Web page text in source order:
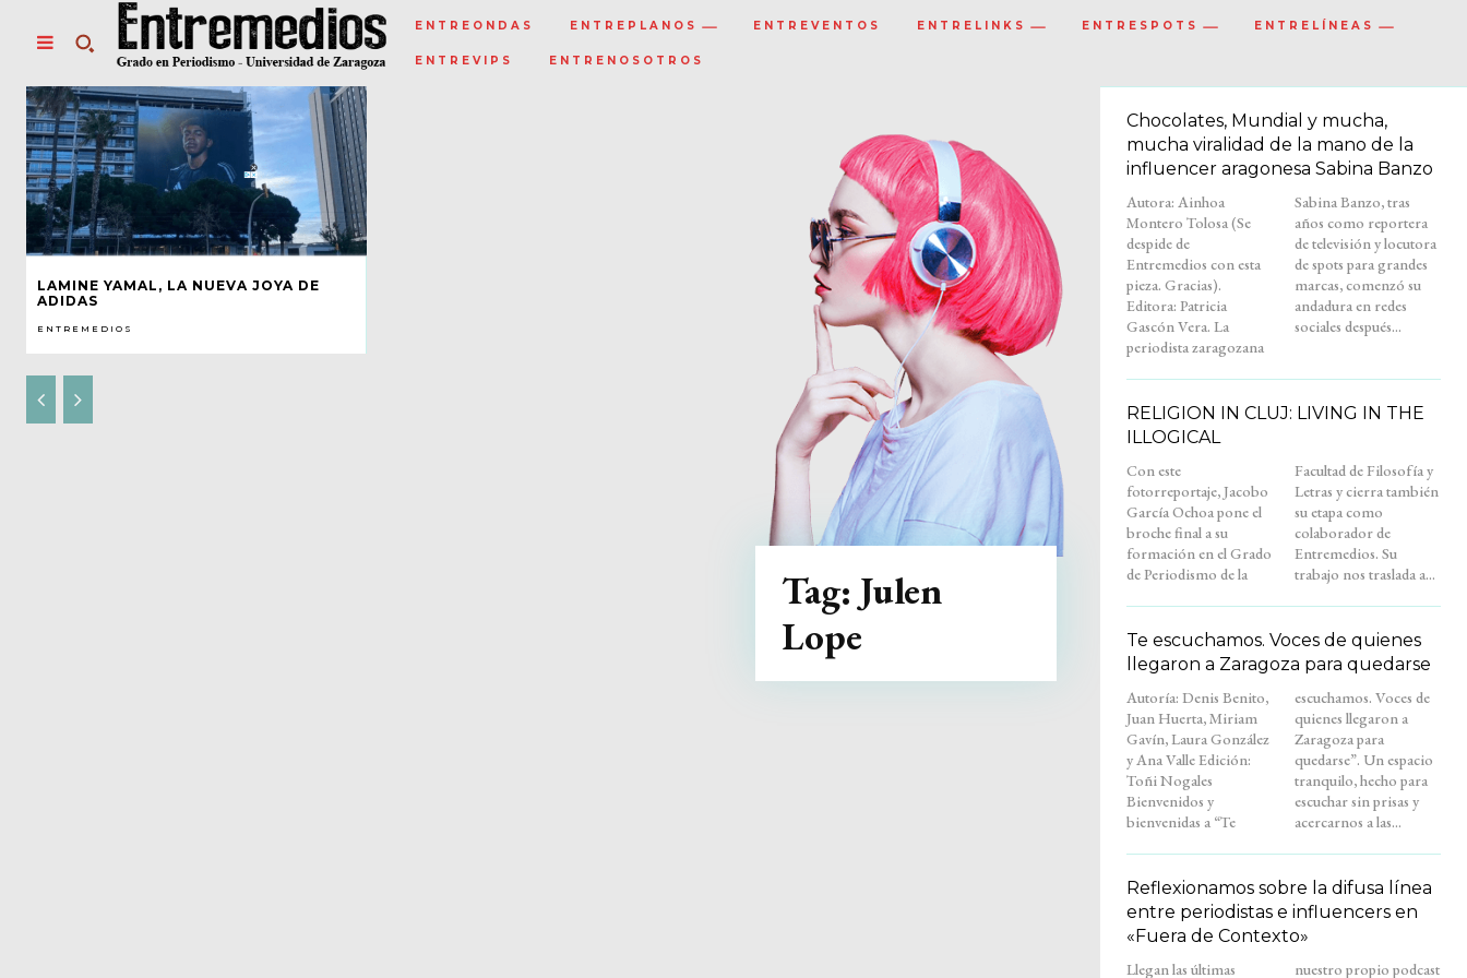
ENTREONDAS ENTREPLANOS ENTREVENTOS ENTRELINKS ENTRESPOTS ENTRELÍNEAS
ENTREVIPS ENTRENOSOTROS
LAMINE YAMAL, LA NUEVA JOYA DE
ADIDAS
ENTREMEDIOS
Tag: Julen
Lope
Chocolates, Mundial y mucha,
mucha viralidad de la mano de la
influencer aragonesa Sabina Banzo
Autora: Ainhoa
Montero Tolosa (Se
despide de
Entremedios con esta
pieza. Gracias).
Editora: Patricia
Gascón Vera. La
periodista zaragozana
Sabina Banzo, tras
años como reportera
de televisión y locutora
de spots para grandes
marcas, comenzó su
andadura en redes
sociales después...
RELIGION IN CLUJ: LIVING IN THE
ILLOGICAL
Con este
fotorreportaje, Jacobo
García Ochoa pone el
broche final a su
formación en el Grado
de Periodismo de la
Facultad de Filosofía y
Letras y cierra también
su etapa como
colaborador de
Entremedios. Su
trabajo nos traslada a...
Te escuchamos. Voces de quienes
llegaron a Zaragoza para quedarse
Autoría: Denis Benito,
Juan Huerta, Miriam
Gavín, Laura González
y Ana Valle Edición:
Toñi Nogales
Bienvenidos y
bienvenidas a “Te
escuchamos. Voces de
quienes llegaron a
Zaragoza para
quedarse”. Un espacio
tranquilo, hecho para
escuchar sin prisas y
acercarnos a las...
Reflexionamos sobre la difusa línea
entre periodistas e influencers en
«Fuera de Contexto»
Llegan las últimas
nuestro propio podcast